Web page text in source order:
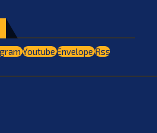
YoutubeEnvelopeRss